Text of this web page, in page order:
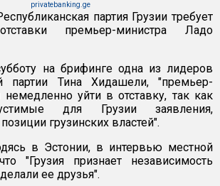
privatebanking.ge
партия Грузии требует
премьер-министра Ладо
на брифинге одна из лидеров
партии Тина Хидашели, "премьер-
уйти в отставку, так как
для Грузии заявления,
грузинских властей".
в Эстонии, в интервью местной
"Грузия признает независимость
ее друзья".